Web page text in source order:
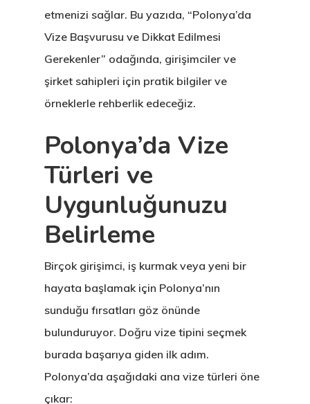
etmenizi sağlar. Bu yazıda, “Polonya’da
Vize Başvurusu ve Dikkat Edilmesi
Gerekenler” odağında, girişimciler ve
şirket sahipleri için pratik bilgiler ve
örneklerle rehberlik edeceğiz.
Polonya’da Vize
Türleri ve
Uygunluğunuzu
Belirleme
Birçok girişimci, iş kurmak veya yeni bir
hayata başlamak için Polonya’nın
sunduğu fırsatları göz önünde
bulunduruyor. Doğru vize tipini seçmek
burada başarıya giden ilk adım.
Polonya’da aşağıdaki ana vize türleri öne
çıkar: